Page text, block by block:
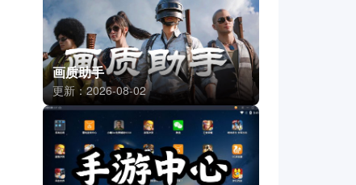
画质助手
更新：2026-08-02